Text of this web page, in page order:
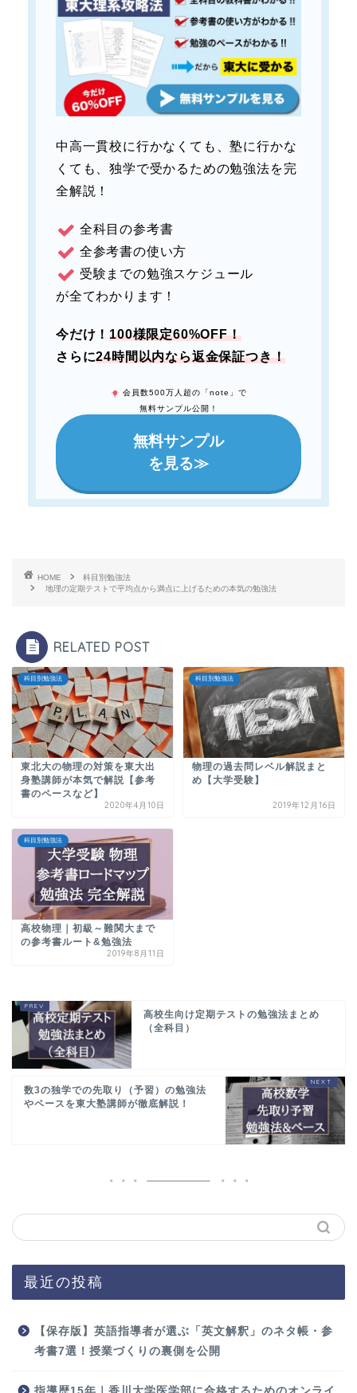
中高一貫校に行かなくても、塾に行かな
くても、独学で受かるための勉強法を完
全解説！
全科目の参考書
全参考書の使い方
受験までの勉強スケジュール
が全てわかります！
今だけ！100様限定60%OFF！
さらに24時間以内なら返金保証つき！
会員数500万人超の「note」で
無料サンプル公開！
無料サンプル
を見る≫
HOME
科目別勉強法
地理の定期テストで平均点から満点に上げるための本気の勉強法
RELATED POST
科目別勉強法
東北大の物理の対策を東大出
身塾講師が本気で解説【参考
書のペースなど】
2020年4月10日
科目別勉強法
物理の過去問レベル解説まと
め【大学受験】
2019年12月16日
科目別勉強法
高校物理｜初級～難関大まで
の参考書ルート&勉強法
2019年8月11日
高校生向け定期テストの勉強法まとめ
（全科目）
数3の独学での先取り（予習）の勉強法
やペースを東大塾講師が徹底解説！
最近の投稿
【保存版】英語指導者が選ぶ「英文解釈」のネタ帳・参
考書7選！授業づくりの裏側を公開